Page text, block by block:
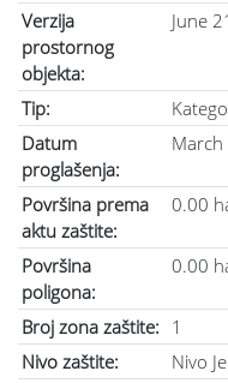
Verzija
prostornog
objekta:
June
Tip:
Datum
proglašenja:
Površina prema
aktu zaštite:
0.00
Površina
poligona:
0.00
Broj zona zaštite: 1
Nivo zaštite:
Nivo